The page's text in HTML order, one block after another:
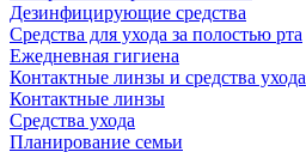
Дезинфицирующие средства
Средства для ухода за полостью рта
Ежедневная гигиена
Контактные линзы и средства ухода
Контактные линзы
Средства ухода
Планирование семьи